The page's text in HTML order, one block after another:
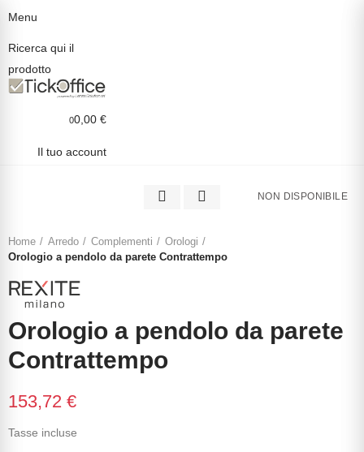
Menu
Ricerca qui il
prodotto
00,00 €
Il tuo account
NON DISPONIBILE
Home Arredo Complementi
Orologi
Orologio a pendolo da parete Contrattempo
Orologio a pendolo da parete
Contrattempo
153,72 €
Tasse incluse